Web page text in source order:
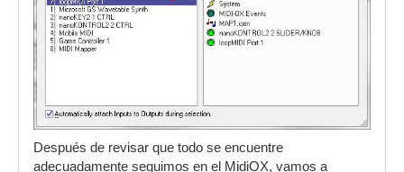
Después de revisar que todo se encuentre
adecuadamente seguimos en el MidiOX, vamos a